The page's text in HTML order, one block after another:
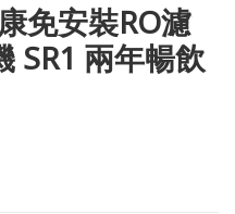
免安裝RO濾
SR1 兩年暢飲